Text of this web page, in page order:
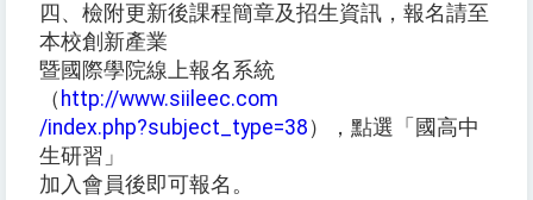
四、檢附更新後課程簡章及招生資訊，報名請至
本校創新產業
暨國際學院線上報名系統
（ http://www.siileec.com
/index.php?subject_type=38 ），點選「國高中
生研習」
加入會員後即可報名。